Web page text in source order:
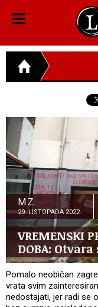
M.Z.
29. LISTOPADA 2022.
VREMENSKI
DOBA:
Pomalo neobičan
vrata svim
nedostajati, jer radi se o